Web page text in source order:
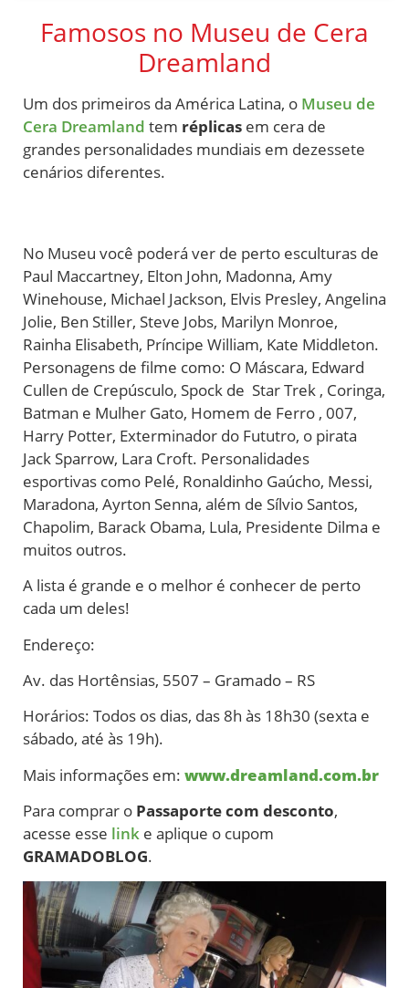
Famosos no Museu de Cera
Dreamland
Um dos primeiros da América Latina, o Museu de
Cera Dreamland tem réplicas em cera de
grandes personalidades mundiais em dezessete
cenários diferentes.
No Museu você poderá ver de perto esculturas de
Paul Maccartney, Elton John, Madonna, Amy
Winehouse, Michael Jackson, Elvis Presley, Angelina
Jolie, Ben Stiller, Steve Jobs, Marilyn Monroe,
Rainha Elisabeth, Príncipe William, Kate Middleton.
Personagens de filme como: O Máscara, Edward
Cullen de Crepúsculo, Spock de Star Trek , Coringa,
Batman e Mulher Gato, Homem de Ferro , 007,
Harry Potter, Exterminador do Fututro, o pirata
Jack Sparrow, Lara Croft. Personalidades
esportivas como Pelé, Ronaldinho Gaúcho, Messi,
Maradona, Ayrton Senna, além de Sílvio Santos,
Chapolim, Barack Obama, Lula, Presidente Dilma e
muitos outros.
A lista é grande e o melhor é conhecer de perto
cada um deles!
Endereço:
Av. das Hortênsias, 5507 – Gramado – RS
Horários: Todos os dias, das 8h às 18h30 (sexta e
sábado, até às 19h).
Mais informações em: www.dreamland.com.br
Para comprar o Passaporte com desconto,
acesse esse link e aplique o cupom
GRAMADOBLOG.